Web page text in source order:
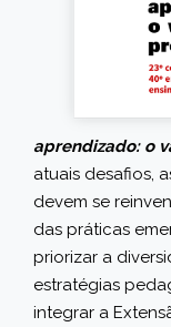
aprendizado: o
atuais desafios,
devem se
das práticas
priorizar a
estratégias
integrar a